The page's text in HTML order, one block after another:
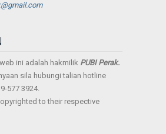
ini adalah hakmilik PUBI Perak.
sila hubungi talian hotline
577 3924.
to their respective